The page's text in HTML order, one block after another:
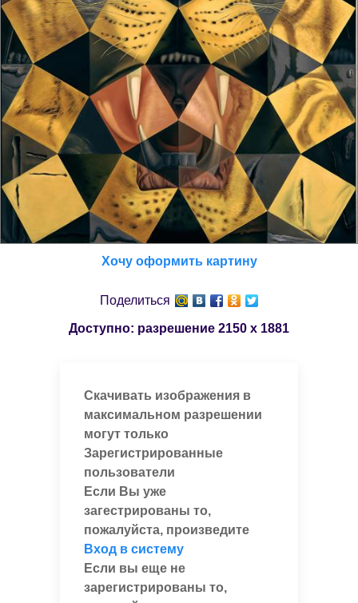
Хочу оформить картину
Поделиться
Доступно: разрешение 2150 x 1881
Скачивать изображения в
максимальном разрешении
могут только
Зарегистрированные
пользователи
Если Вы уже
загестрированы то,
пожалуйста, произведите
Вход в систему
Если вы еще не
зарегистрированы то,